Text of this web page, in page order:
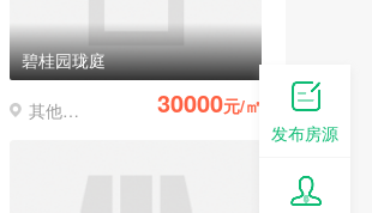
碧桂园珑庭
其他区县 30000元/㎡
发布房源